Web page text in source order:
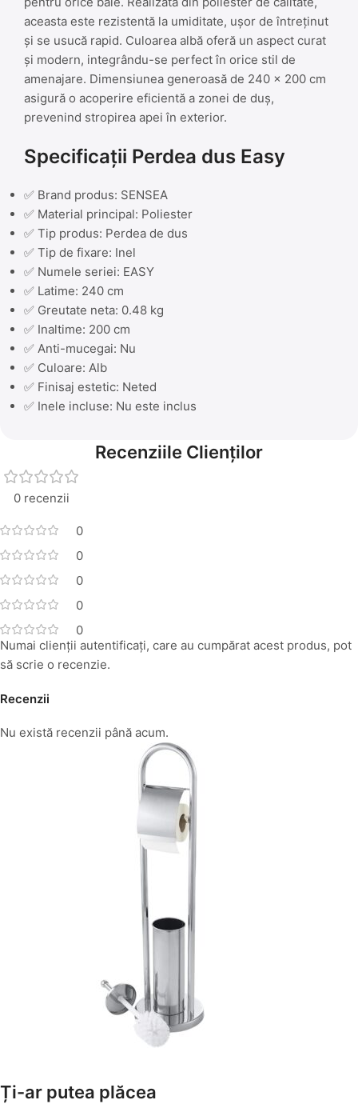
aceasta este rezistentă la umiditate, ușor de întreținut
și se usucă rapid. Culoarea albă oferă un aspect curat
și modern, integrându-se perfect în orice stil de
amenajare. Dimensiunea generoasă de 240 x 200 cm
asigură o acoperire eficientă a zonei de duș,
prevenind stropirea apei în exterior.
Specificații Perdea dus Easy
✅ Brand produs: SENSEA
✅ Material principal: Poliester
✅ Tip produs: Perdea de dus
✅ Tip de fixare: Inel
✅ Numele seriei: EASY
✅ Latime: 240 cm
✅ Greutate neta: 0.48 kg
✅ Inaltime: 200 cm
✅ Anti-mucegai: Nu
✅ Culoare: Alb
✅ Finisaj estetic: Neted
✅ Inele incluse: Nu este inclus
Recenziile Clienților
0 recenzii
0
0
0
0
0
Recenzii
Nu există recenzii până acum.
Numai clienții autentificați, care au cumpărat acest produs, pot
să scrie o recenzie.
Suporți Hârtie Igenică
Ți-ar putea plăcea